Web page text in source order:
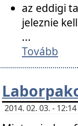
az eddigi
jeleznie
...
Tovább
2014. 02. 03. -